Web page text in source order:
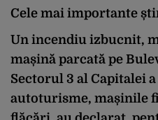
Cele mai importante
Un incendiu izbucnit,
mașină parcată pe
Sectorul 3 al Capitalei
autoturisme, mașinile